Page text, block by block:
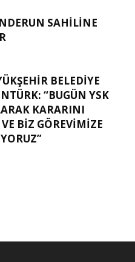
SAHİLİNE
BELEDIYE
“BUGÜN YSK
KARARINI
BIZ GÖREVIMIZE